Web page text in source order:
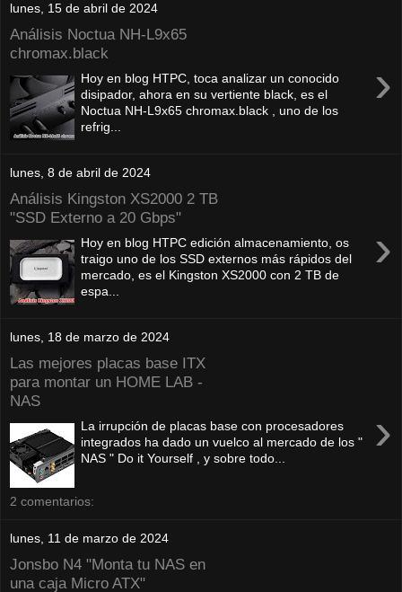
lunes, 15 de abril de 2024
Análisis Noctua NH-L9x65
chromax.black
›
Hoy en blog HTPC, toca analizar un conocido
disipador, ahora en su vertiente black, es el
Noctua NH-L9x65 chromax.black , uno de los
refrig...
lunes, 8 de abril de 2024
Análisis Kingston XS2000 2 TB
"SSD Externo a 20 Gbps"
›
Hoy en blog HTPC edición almacenamiento, os
traigo uno de los SSD externos más rápidos del
mercado, es el Kingston XS2000 con 2 TB de
espa...
lunes, 18 de marzo de 2024
Las mejores placas base ITX
para montar un HOME LAB -
NAS
›
La irrupción de placas base con procesadores
integrados ha dado un vuelco al mercado de los "
NAS " Do it Yourself , y sobre todo...
2 comentarios:
lunes, 11 de marzo de 2024
Jonsbo N4 "Monta tu NAS en
una caja Micro ATX"